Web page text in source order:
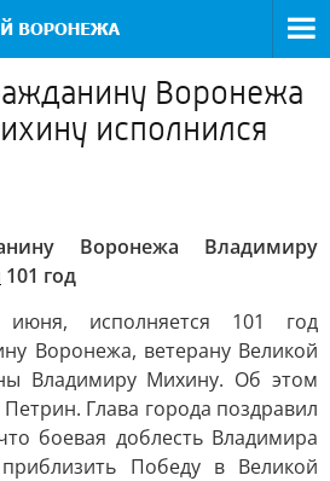
Воронежа
исполнился
Воронежа Владимиру
101 год
исполняется 101 год
Воронежа, ветерану Великой
Владимиру Михину. Об этом
Глава города поздравил
боевая доблесть Владимира
Победу в Великой